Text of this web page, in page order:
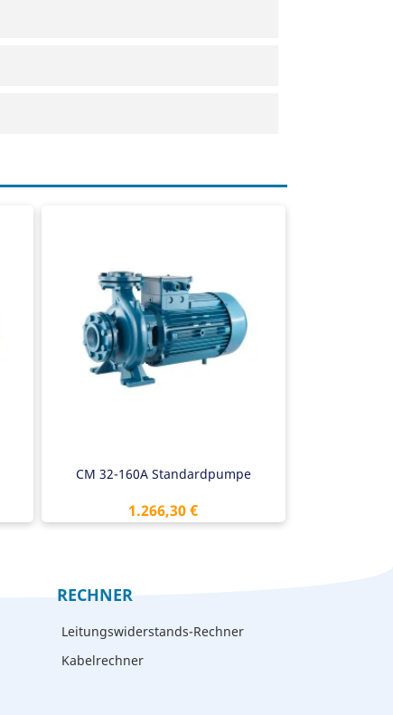
CM 32-160A Standardpumpe
Preis
1.266,30 €
Industrielle Kreiselpumpe
Förderstrom: 27,0 m³/h
Förderhöhe: 36,2 meter
400V dreiphasig
Leistung: 3.000 W
RECHNER
Leitungswiderstands-Rechner
Kabelrechner